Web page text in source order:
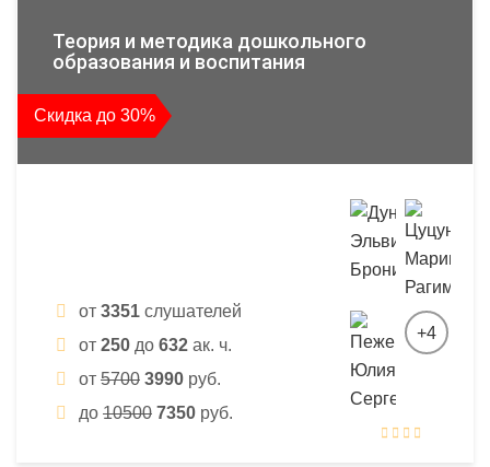
Теория и методика дошкольного
образования и воспитания
Скидка до 30%
от 3351 слушателей
от 250 до 632 ак. ч.
от 5700 3990 руб.
до 10500 7350 руб.
+4